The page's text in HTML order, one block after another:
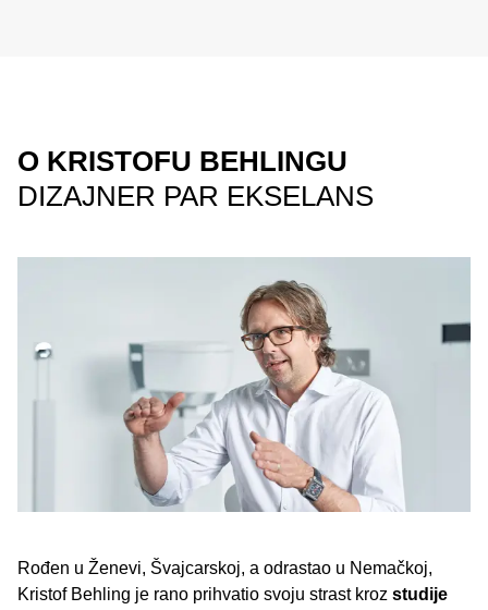
O KRISTOFU BEHLINGU
DIZAJNER PAR EKSELANS
Rođen u Ženevi, Švajcarskoj, a odrastao u Nemačkoj,
Kristof Behling je rano prihvatio svoju strast kroz studije